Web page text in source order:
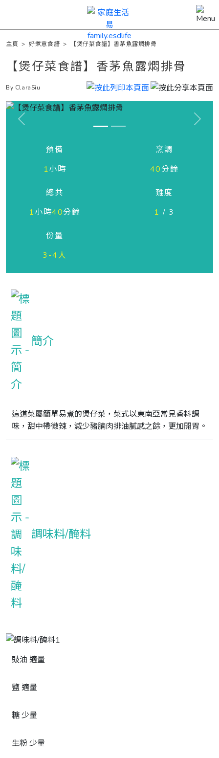
主頁 >好煮意食譜 > 【煲仔菜食譜】香茅魚露燜排骨
【煲仔菜食譜】香茅魚露燜排骨
By ClaraSiu
Previous Next
預備
1小時
烹調
40分鐘
總共
1小時40分鐘
難度
1 / 3
份量
3-4人
簡介
這道菜屬簡單易煮的煲仔菜，菜式以東南亞常見香料調
味，甜中帶微辣，減少豬腩肉排油膩感之餘，更加開胃。
調味料/醃料
豉油 適量
鹽 適量
糖 少量
生粉 少量